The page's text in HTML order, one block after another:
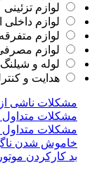
لوازم تزئینی
لوازم داخلی
لوازم متفرقه
لوازم
لوله و شیلنگ
هدایت و
مشکلات ناشی
مشکلات متداول
مشکلات متداول
خاموش شدن
بد کارکردن